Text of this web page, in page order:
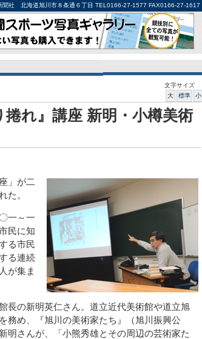
聞社 北海道旭川市８条通６丁目 TEL0166-27-1577 FAX0166-27-1617
文字サイズ
大
標準 小
れ』講座 新明・小樽美術
」が二
た。
一～一
民に知
る市民
る連続
が集ま
長の新明英仁さん。道立近代美術館や道立旭
務め、『旭川の美術家たち』（旭川振興公
明さんが、「小熊秀雄とその周辺の芸術家た